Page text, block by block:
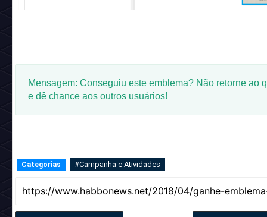
Mensagem: Conseguiu este emblema? Não retorne ao
e dê chance aos outros usuários!
Categorias #Campanha e Atividades